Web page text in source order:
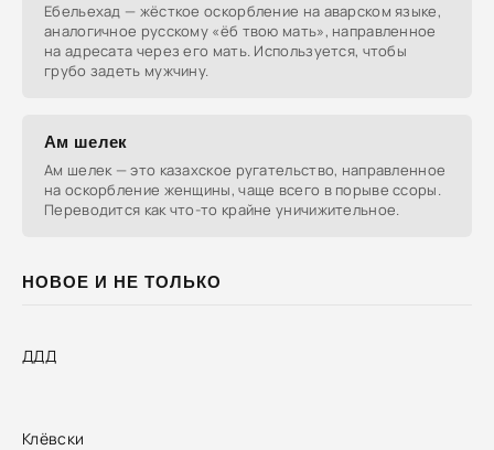
НОВОЕ И НЕ ТОЛЬКО
ДДД
Клёвски
Ебельехад — жёсткое оскорбление на аварском языке,
аналогичное русскому «ёб твою мать», направленное
на адресата через его мать. Используется, чтобы
грубо задеть мужчину.
Ам шелек
Ам шелек — это казахское ругательство, направленное
на оскорбление женщины, чаще всего в порыве ссоры.
Переводится как что-то крайне уничижительное.